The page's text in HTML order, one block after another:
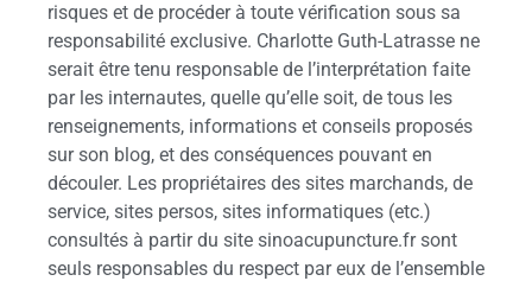
risques et de procéder à toute vérification sous sa
responsabilité exclusive. Charlotte Guth-Latrasse ne
serait être tenu responsable de l’interprétation faite
par les internautes, quelle qu’elle soit, de tous les
renseignements, informations et conseils proposés
sur son blog, et des conséquences pouvant en
découler. Les propriétaires des sites marchands, de
service, sites persos, sites informatiques (etc.)
consultés à partir du site sinoacupuncture.fr sont
seuls responsables du respect par eux de l’ensemble